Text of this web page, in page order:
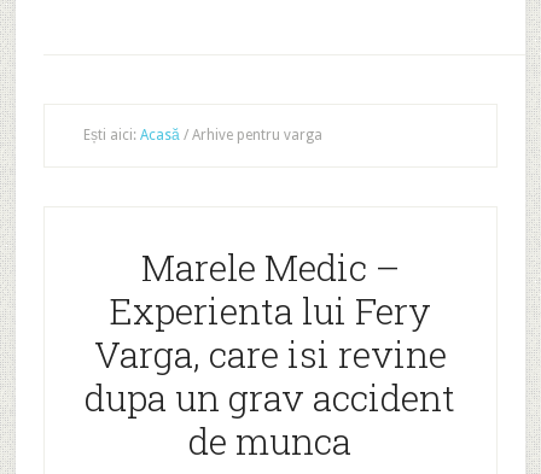
Ești aici: Acasă /Arhive pentru varga
Marele Medic –
Experienta lui Fery
Varga, care isi revine
dupa un grav accident
de munca